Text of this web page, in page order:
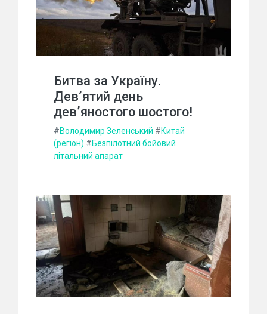
Битва за Україну.
Дев’ятий день
дев’яностого шостого!
#Володимир Зеленський #Китай
(регіон) #Безпілотний бойовий
літальний апарат